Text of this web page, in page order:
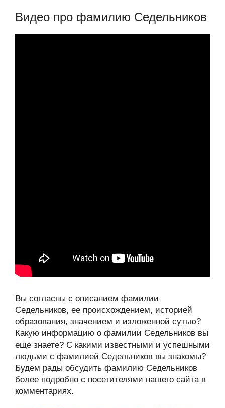
Видео про фамилию Седельников
Вы согласны с описанием фамилии
Седельников, ее происхождением, историей
образования, значением и изложенной сутью?
Какую информацию о фамилии Седельников вы
еще знаете? С какими известными и успешными
людьми с фамилией Седельников вы знакомы?
Будем рады обсудить фамилию Седельников
более подробно с посетителями нашего сайта в
комментариях.